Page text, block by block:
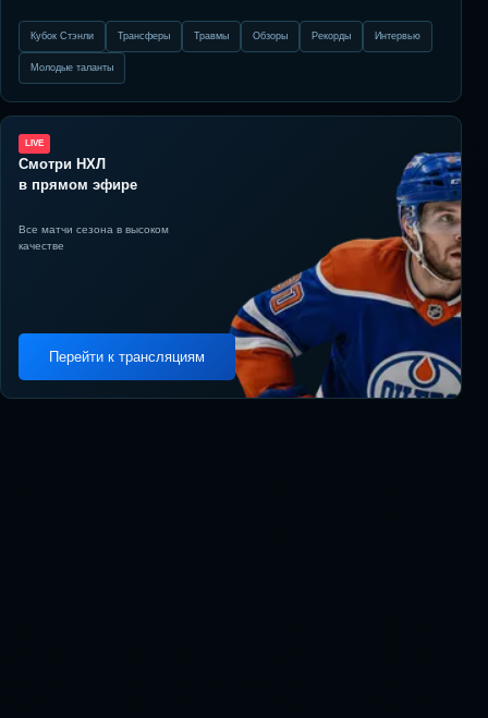
Кубок Стэнли Трансферы Травмы Обзоры Рекорды Интервью
Молодые таланты
LIVE
Смотри НХЛ
в прямом эфире
Все матчи сезона в высоком
качестве
Перейти к трансляциям